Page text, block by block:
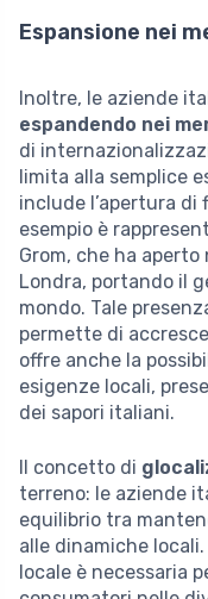
Espansione nei
Inoltre, le aziende
espandendo nei
di
limita alla semplice
include l’apertura di
esempio è
Grom, che ha aperto
Londra, portando il
mondo. Tale
permette di
offre anche la
esigenze locali,
dei sapori italiani.
Il concetto di
terreno: le aziende
equilibrio tra
alle dinamiche
locale è necessaria